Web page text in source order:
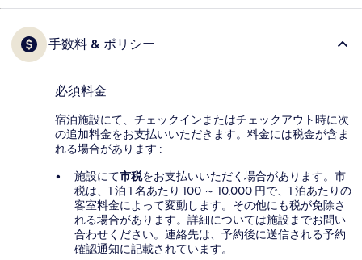
手数料 & ポリシー
必須料金
宿泊施設にて、チェックインまたはチェックアウト時に次
の追加料金をお支払いいただきます。料金には税金が含ま
れる場合があります :
施設にて市税をお支払いいただく場合があります。市
税は、1 泊 1 名あたり 100 ～ 10,000 円で、1 泊あたりの
客室料金によって変動します。その他にも税が免除さ
れる場合があります。詳細については施設までお問い
合わせください。連絡先は、予約後に送信される予約
確認通知に記載されています。